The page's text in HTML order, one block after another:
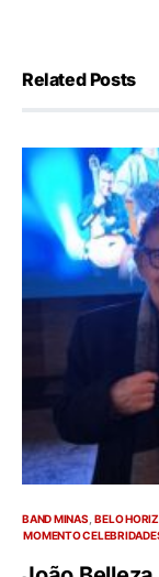
Related Posts
BAND MINAS BELO
MOMENTO